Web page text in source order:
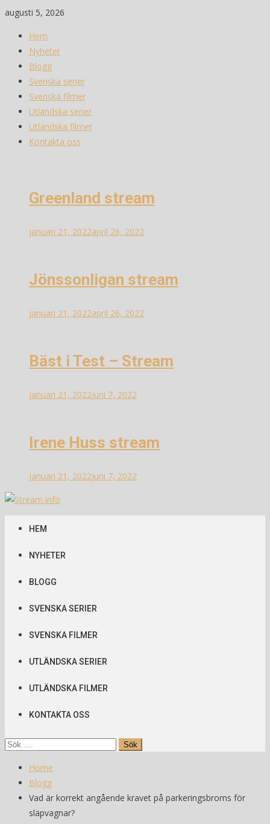
Skip
content
augusti 5, 2026
Hem
Nyheter
Blogg
Svenska serier
Svenska filmer
Utländska serier
Utländska filmer
Kontakta oss
Greenland stream
januari 21, 2022april 26, 2022
Jönssonligan stream
januari 21, 2022april 26, 2022
Bäst i Test – Stream
januari 21, 2022juni 7, 2022
Irene Huss stream
januari 21, 2022juni 7, 2022
Stream info
Information om streams
HEM
NYHETER
BLOGG
SVENSKA SERIER
SVENSKA FILMER
UTLÄNDSKA SERIER
UTLÄNDSKA FILMER
KONTAKTA OSS
Sök
Home
Blogg
Vad är korrekt angående kravet på parkeringsbroms för
släpvagnar?